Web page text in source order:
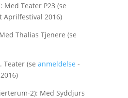
Med Teater P23 (se
Aprilfestival 2016)
Thalias Tjenere (se
Teater (se anmeldelse -
2): Med Syddjurs